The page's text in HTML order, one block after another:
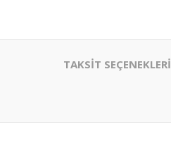
TAKSİT SEÇENEKLERİ